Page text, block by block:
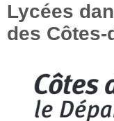
Lycées
des